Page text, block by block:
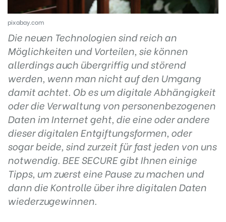
pixabay.com
Die neuen Technologien sind reich an
Möglichkeiten und Vorteilen, sie können
allerdings auch übergriffig und störend
werden, wenn man nicht auf den Umgang
damit achtet. Ob es um digitale Abhängigkeit
oder die Verwaltung von personenbezogenen
Daten im Internet geht, die eine oder andere
dieser digitalen Entgiftungsformen, oder
sogar beide, sind zurzeit für fast jeden von uns
notwendig. BEE SECURE gibt Ihnen einige
Tipps, um zuerst eine Pause zu machen und
dann die Kontrolle über ihre digitalen Daten
wiederzugewinnen.